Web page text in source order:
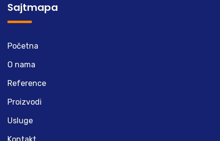
Sajtmapa
Početna
O nama
Reference
Proizvodi
Usluge